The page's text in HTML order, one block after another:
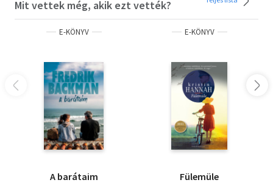
Mit vettek még, akik ezt vették?
E-KÖNYV
A barátaim
E-KÖNYV
Fülemüle